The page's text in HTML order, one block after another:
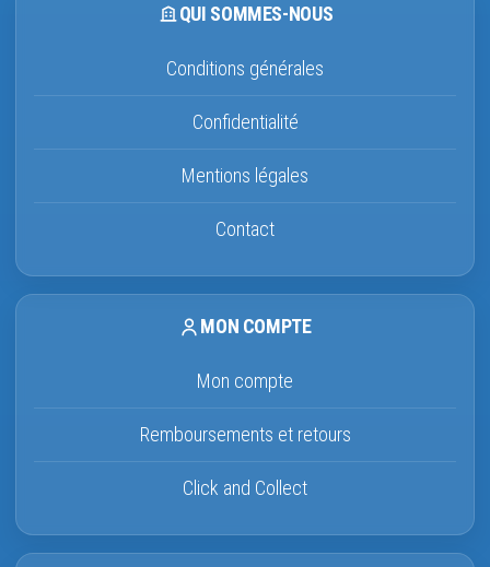
QUI SOMMES-NOUS
Conditions générales
Confidentialité
Mentions légales
Contact
MON COMPTE
Mon compte
Remboursements et retours
Click and Collect